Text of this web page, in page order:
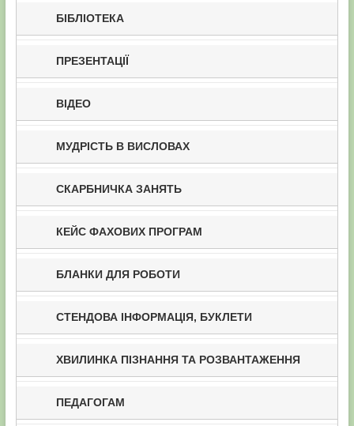
БІБЛІОТЕКА
ПРЕЗЕНТАЦІЇ
ВІДЕО
МУДРІСТЬ В ВИСЛОВАХ
СКАРБНИЧКА ЗАНЯТЬ
КЕЙС ФАХОВИХ ПРОГРАМ
БЛАНКИ ДЛЯ РОБОТИ
СТЕНДОВА ІНФОРМАЦІЯ, БУКЛЕТИ
ХВИЛИНКА ПІЗНАННЯ ТА РОЗВАНТАЖЕННЯ
ПЕДАГОГАМ